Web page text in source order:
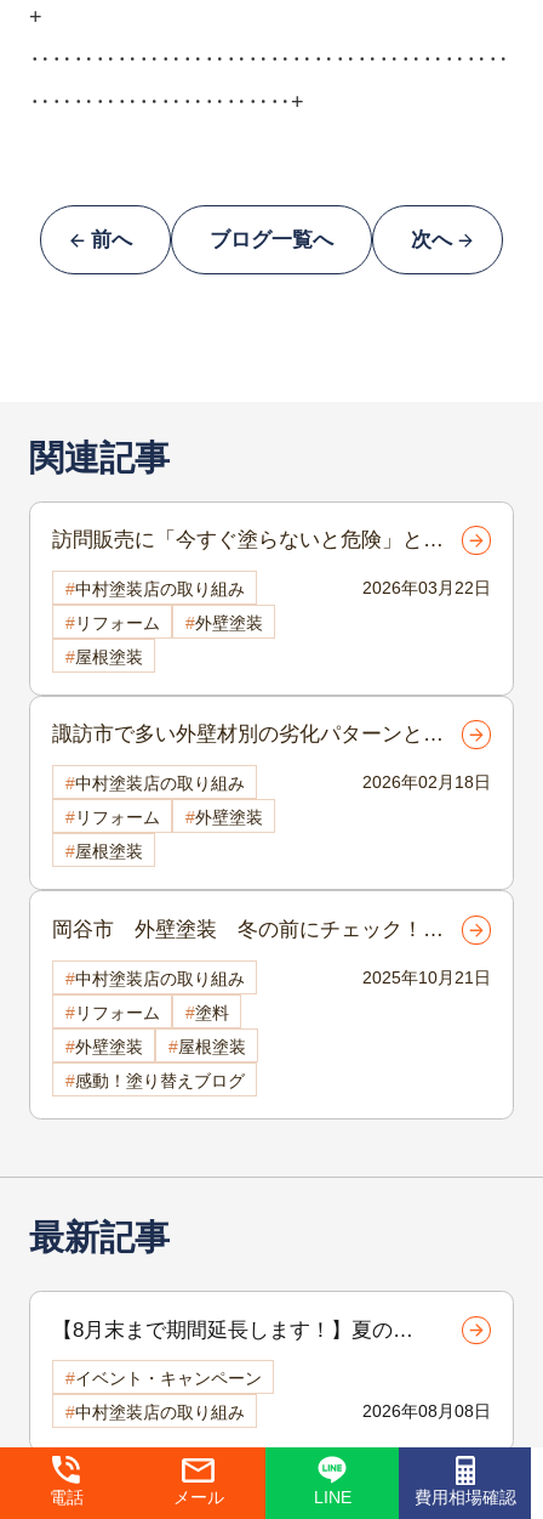
+
‥‥‥‥‥‥‥‥‥‥‥‥‥‥‥‥‥‥‥‥‥‥
‥‥‥‥‥‥‥‥‥‥‥‥+
前へ ブログ一覧へ 次へ
最新記事
【8月末まで期間延長します！】夏の地
域感謝祭開催中！外壁・屋根リフォーム
をご検討中の方へ
2026年08月08日
イベント・キャンペーン
中村塗装店の取り組み
岡谷市・諏訪市・茅野市 【補修工事シ
関連記事
2026年03月22日
訪問販売に「今すぐ塗らないと危険」と言
われたら読む記事｜諏訪市外壁塗装
中村塗装店の取り組み
リフォーム
外壁塗装
屋根塗装
2026年02月18日
諏訪市で多い外壁材別の劣化パターンと
は？素材ごとの注意点を写真付きで解説
諏訪市外壁塗装
中村塗装店の取り組み
リフォーム
外壁塗装
屋根塗装
2025年10月21日
岡谷市 外壁塗装 冬の前にチェック！岡
谷市で安心の外壁塗装と凍害・ひび割れ対
策ガイド
中村塗装店の取り組み
リフォーム
塗料
外壁塗装
屋根塗装
感動！塗り替えブログ
電話 メール LINE 費用相場確認